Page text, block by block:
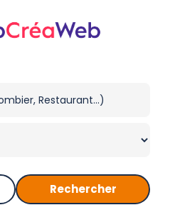
Rechercher